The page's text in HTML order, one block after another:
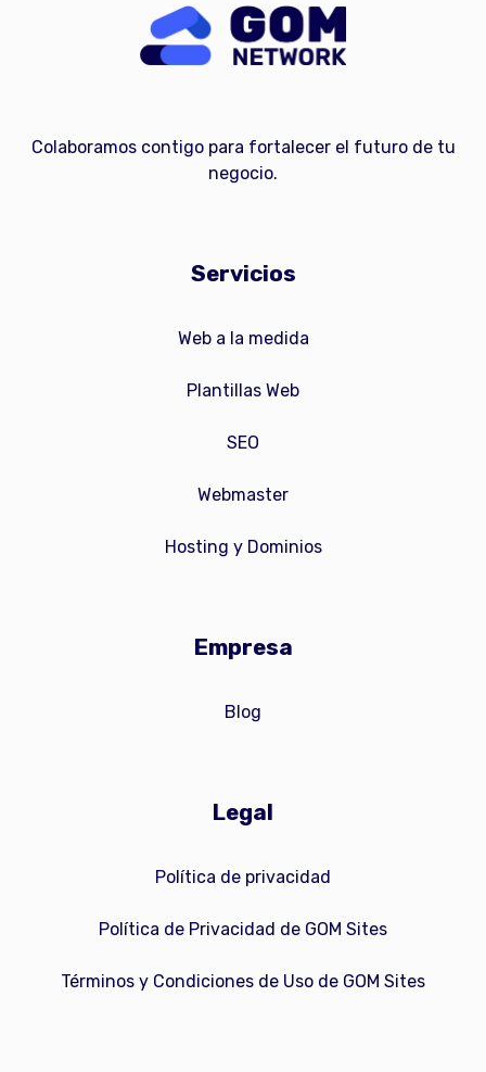
Colaboramos contigo para fortalecer el futuro de tu
negocio.
Servicios
Web a la medida
Plantillas Web
SEO
Webmaster
Hosting y Dominios
Empresa
Blog
Legal
Política de privacidad
Política de Privacidad de GOM Sites
Términos y Condiciones de Uso de GOM Sites